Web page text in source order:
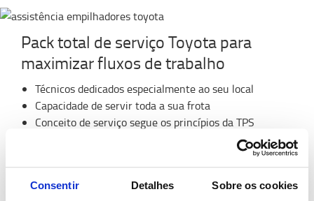
Consentir Detalhes Sobre os cookies
Pack total de serviço Toyota para
maximizar fluxos de trabalho
Técnicos dedicados especialmente ao seu local
Capacidade de servir toda a sua frota
Conceito de serviço segue os princípios da TPS
Minimiza tempo de inatividade, riscos e custos.
Maximizando a segurança de forma a puder focar-se no
seu negócio. Como a satisfação dos seus clientes é a